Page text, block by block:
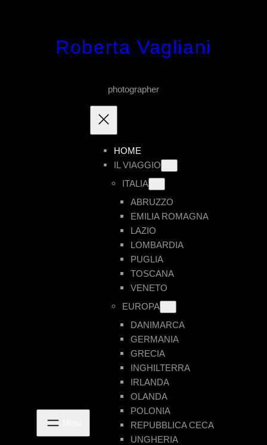
Roberta Vagliani
photographer
HOME
IL VIAGGIO
ITALIA
ABRUZZO
EMILIA ROMAGNA
LAZIO
LOMBARDIA
PUGLIA
TOSCANA
VENETO
EUROPA
DANIMARCA
GERMANIA
GRECIA
INGHILTERRA
IRLANDA
OLANDA
POLONIA
REPUBBLICA CECA
UNGHERIA